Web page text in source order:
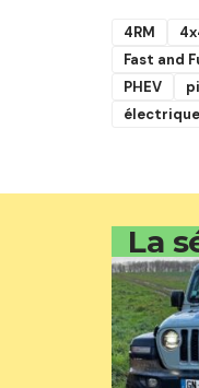
4RM
Fast and
PHEV
électrique
La